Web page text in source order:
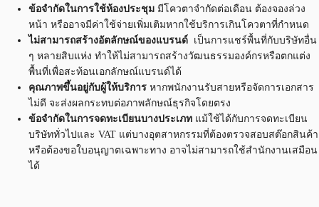
ข้อจำกัดในการใช้ห้องประชุม มีโควตาจำกัดต่อเดือน ต้องจองล่วง
หน้า หรืออาจมีค่าใช้จ่ายเพิ่มเติมหากใช้บริการเกินโควตาที่กำหนด
ไม่สามารถสร้างอัตลักษณ์ของแบรนด์ เป็นการแชร์พื้นที่กับบริษัทอื่น
ๆ หลายสิบแห่ง ทำให้ไม่สามารถสร้างวัฒนธรรมองค์กรหรือตกแต่ง
พื้นที่เพื่อสะท้อนเอกลักษณ์แบรนด์ได้
คุณภาพขึ้นอยู่กับผู้ให้บริการ หากพนักงานรับสายหรือจัดการเอกสาร
ไม่ดี จะส่งผลกระทบต่อภาพลักษณ์ธุรกิจโดยตรง
ข้อจำกัดในการจดทะเบียนบางประเภท แม้ใช้ได้กับการจดทะเบียน
บริษัททั่วไปและ VAT แต่บางอุตสาหกรรมที่ต้องตรวจสอบสต๊อกสินค้า
หรือต้องขอใบอนุญาตเฉพาะทาง อาจไม่สามารถใช้สำนักงานเสมือน
ได้